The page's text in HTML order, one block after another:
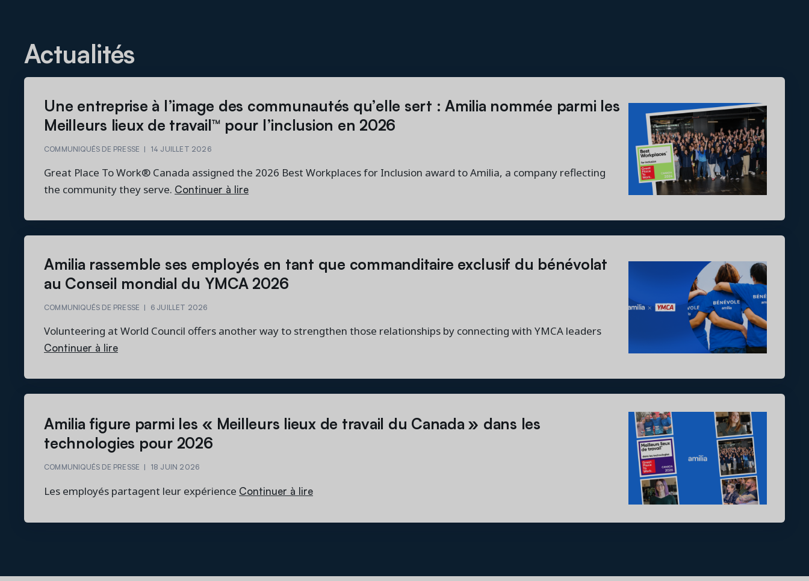
Actualités
Une entreprise à l’image des communautés qu’elle sert : Amilia nommée parmi les
Meilleurs lieux de travail™ pour l’inclusion en 2026
COMMUNIQUÉS DE PRESSE | 14 JUILLET 2026
Great Place To Work® Canada assigned the 2026 Best Workplaces for Inclusion award to Amilia, a company reflecting
the community they serve. Continuer à lire
Amilia rassemble ses employés en tant que commanditaire exclusif du bénévolat
au Conseil mondial du YMCA 2026
COMMUNIQUÉS DE PRESSE | 6 JUILLET 2026
Volunteering at World Council offers another way to strengthen those relationships by connecting with YMCA leaders
Continuer à lire
Amilia figure parmi les « Meilleurs lieux de travail du Canada » dans les
technologies pour 2026
COMMUNIQUÉS DE PRESSE | 18 JUIN 2026
Les employés partagent leur expérience Continuer à lire